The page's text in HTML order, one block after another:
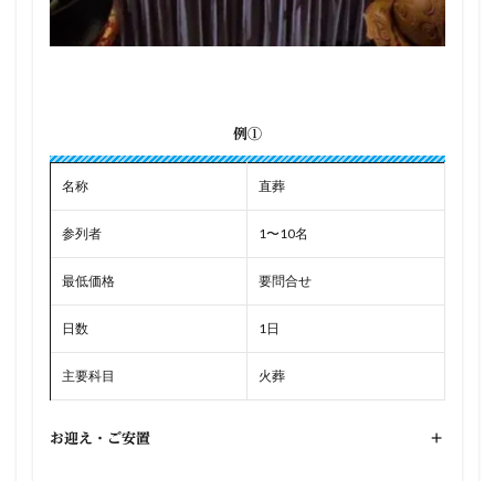
例①
名称 直葬
参列者 1〜10名
最低価格 要問合せ
日数 1日
主要科目 火葬
お迎え・ご安置 +